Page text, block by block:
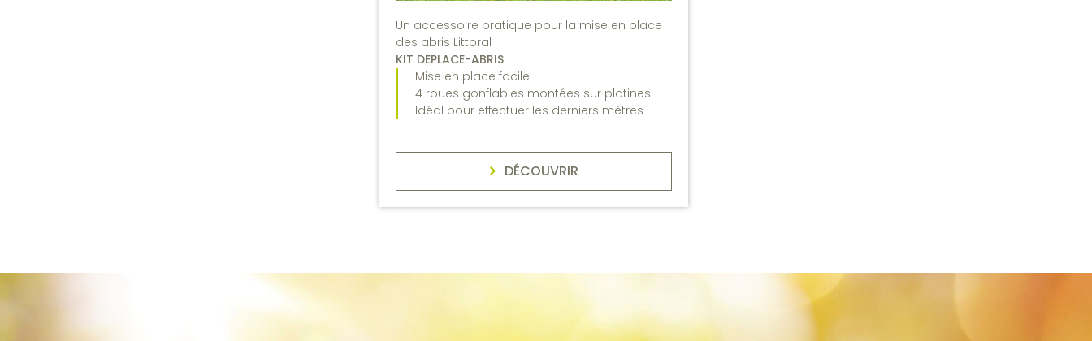
Un accessoire pratique pour la mise en place
des abris Littoral
KIT DEPLACE-ABRIS
- Mise en place facile
- 4 roues gonflables montées sur platines
- Idéal pour effectuer les derniers mètres
DÉCOUVRIR